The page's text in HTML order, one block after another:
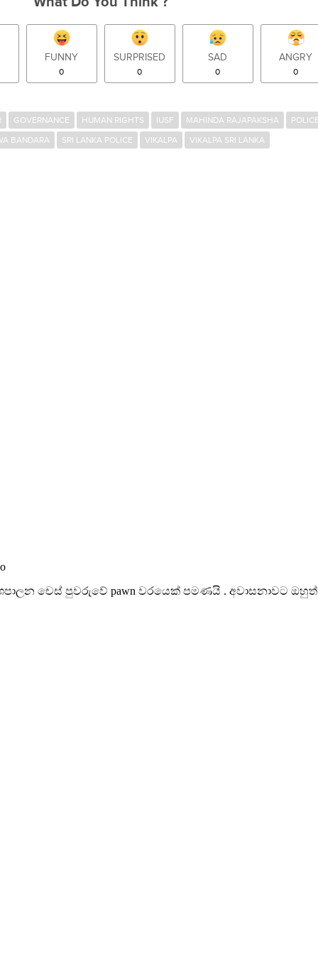
FUNNY
0
SURPRISED
0
SAD
0
ANGRY
0
GOVERNANCE HUMAN RIGHTS IUSF MAHINDA RAJAPAKSHA
BANDARA SRI LANKA POLICE VIKALPA VIKALPA SRI LANKA